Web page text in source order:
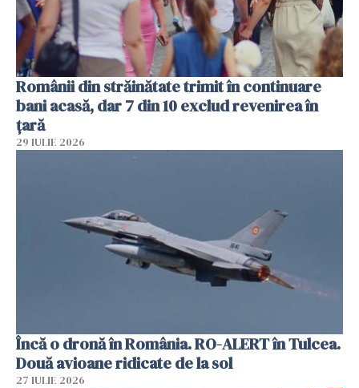
Românii din străinătate trimit în continuare
bani acasă, dar 7 din 10 exclud revenirea în
țară
29 IULIE 2026
Încă o dronă în România. RO-ALERT în Tulcea.
Două avioane ridicate de la sol
27 IULIE 2026